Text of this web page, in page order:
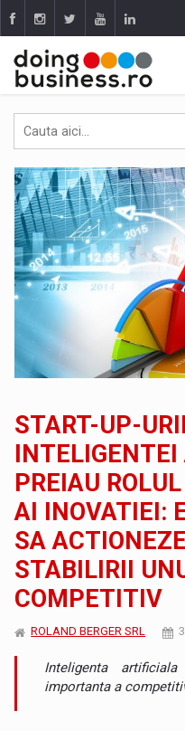
START-UP-
PREIAU
AI INOVATIEI:
SA
STABILIRII
COMPETITIV
ROLAND BERGER SRL
Inteligenta
importanta a